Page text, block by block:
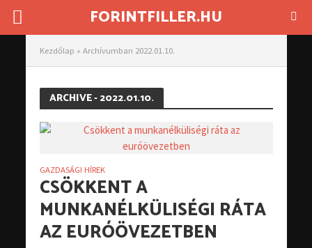
FORINTFILLER.HU
Kezdőlap » Archívumban 2022.01.10.
ARCHIVE - 2022.01.10.
GAZDASÁGI HÍREK
CSÖKKENT A
MUNKANÉLKÜLISÉGI RÁTA
AZ EURÓÖVEZETBEN